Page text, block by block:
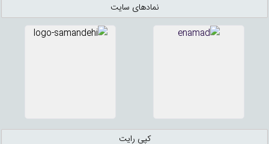
نمادهای سایت
کپی رایت